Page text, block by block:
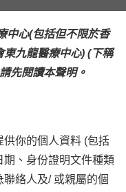
中心(包括但不限於香
東九龍醫療中心) (下稱
先閱讀本聲明。
你的個人資料 (包括
、身份證明文件種類
絡人及/ 或親屬的個